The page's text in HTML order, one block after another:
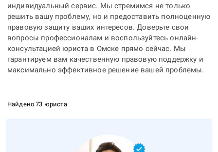
индивидуальный сервис. Мы стремимся не только
решить вашу проблему, но и предоставить полноценную
правовую защиту ваших интересов. Доверьте свои
вопросы профессионалам и воспользуйтесь онлайн-
консультацией юриста в Омске прямо сейчас. Мы
гарантируем вам качественную правовую поддержку и
максимально эффективное решение вашей проблемы.
Найдено 73 юриста